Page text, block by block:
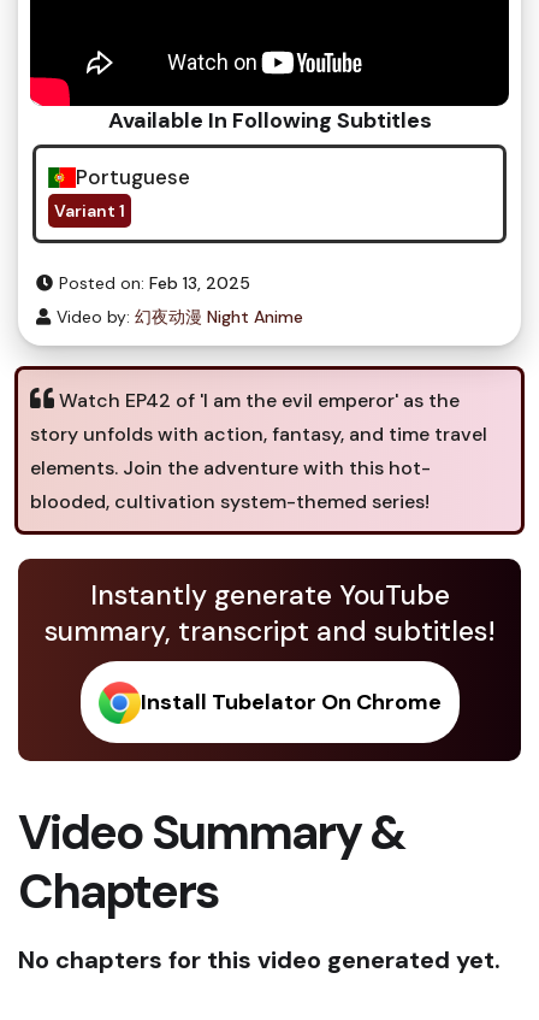
Available In Following Subtitles
Portuguese
Variant 1
Posted on: Feb 13, 2025
Video by: 幻夜动漫 Night Anime
Watch EP42 of 'I am the evil emperor' as the
story unfolds with action, fantasy, and time travel
elements. Join the adventure with this hot-
blooded, cultivation system-themed series!
Instantly generate YouTube
summary, transcript and subtitles!
Install Tubelator On Chrome
Video Summary &
Chapters
No chapters for this video generated yet.